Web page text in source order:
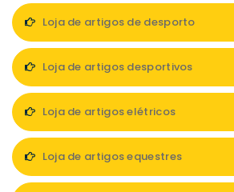
Loja de artigos de desporto
Loja de artigos desportivos
Loja de artigos elétricos
Loja de artigos equestres